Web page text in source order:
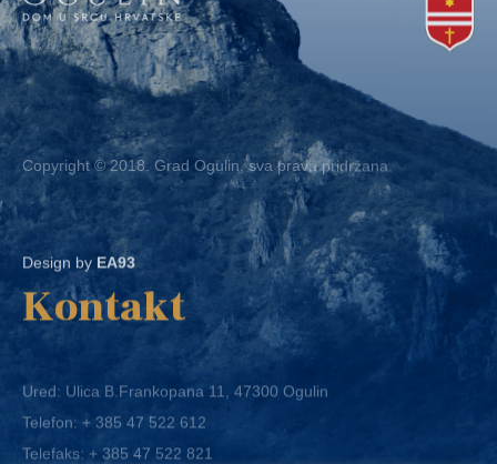
Copyright © 2018. Grad Ogulin, sva prava pridržana.
Design byEA93
Kontakt
Ured: Ulica B.Frankopana 11, 47300 Ogulin
Telefon:+ 385 47 522 612
Telefaks:+ 385 47 522 821
E-mail:grad-ogulin@ogulin.hr